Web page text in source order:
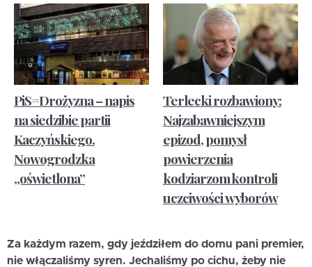
PiS=Drożyzna – napis
na siedzibie partii
Kaczyńskiego.
Nowogrodzka
„oświetlona”
Terlecki rozbawiony:
Najzabawniejszym
epizod, pomysł
powierzenia
kodziarzom kontroli
uczciwości wyborów
Za każdym razem, gdy jeździłem do domu pani premier,
nie włączaliśmy syren. Jechaliśmy po cichu, żeby nie